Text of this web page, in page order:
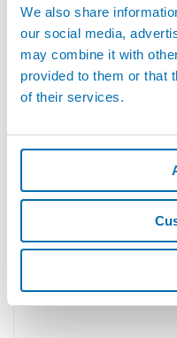
We also share
our social media,
may combine it with
provided to them or that
of their services.
P1D ME - Solution
de diamètres
machine-outil